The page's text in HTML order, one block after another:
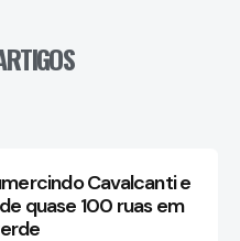
Cavalcanti e
quase 100 ruas em